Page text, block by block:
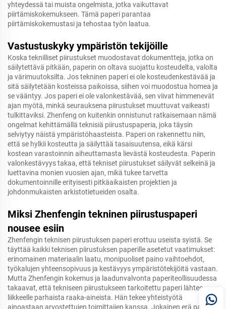
yhteydessä tai muista ongelmista, jotka vaikuttavat
piirtämiskokemukseen. Tämä paperi parantaa
piirtämiskokemustasi ja tehostaa työn laatua.
Vastustuskyky ympäristön tekijöille
Koska teknilliset piirustukset muodostavat dokumentteja, jotka on
säilytettävä pitkään, paperin on oltava suojattu kosteudelta, valolta
ja värimuutoksilta. Jos tekninen paperi ei ole kosteudenkestävää ja
sitä säilytetään kosteissa paikoissa, siihen voi muodostua homea ja
se vääntyy. Jos paperi ei ole valonkestävää, sen viivat himmenevät
ajan myötä, minkä seurauksena piirustukset muuttuvat vaikeasti
tulkittaviksi. Zhenfeng on kuitenkin onnistunut ratkaisemaan nämä
ongelmat kehittämällä teknisiä piirustuspaperia, joka täysin
selviytyy näistä ympäristöhaasteista. Paperi on rakennettu niin,
että se hylkii kosteutta ja säilyttää tasaisuutensa, eikä kärsi
kostean varastoinnin aiheuttamasta lievästä kosteudesta. Paperin
valonkestävyys takaa, että tekniset piirustukset säilyvät selkeinä ja
luettavina monien vuosien ajan, mikä tukee tarvetta
dokumentoinnille erityisesti pitkäaikaisten projektien ja
johdonmukaisten arkistotietueiden osalta.
Miksi Zhenfengin tekninen piirustuspaperi
nousee esiin
Zhenfengin teknisen piirustuksen paperi erottuu useista syistä. Se
täyttää kaikki teknisen piirustuksen paperille asetetut vaatimukset:
erinomainen materiaalin laatu, monipuoliset paino vaihtoehdot,
työkalujen yhteensopivuus ja kestävyys ympäristötekijöitä vastaan.
Mutta Zhenfengin kokemus ja laadunvalvonta paperiteollisuudessa
takaavat, että tekniseen piirustukseen tarkoitettu paperi lähtee
liikkeelle parhaista raaka-aineista. Hän tekee yhteistyötä
ainoastaan arvostettujen toimittajien kanssa. Jokainen erä paperia